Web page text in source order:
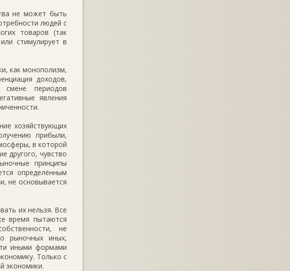
не может быть
людей с
товаров (так
стимулирует в
как монополизм,
доходов,
смене периодов
явления
хозяйствующих
прибыли,
в которой
другого, чувство
принципы
определённым
не основывается
их нельзя. Все
время пытаются
не
рыночных иных,
иными формами
Только с
экономики.